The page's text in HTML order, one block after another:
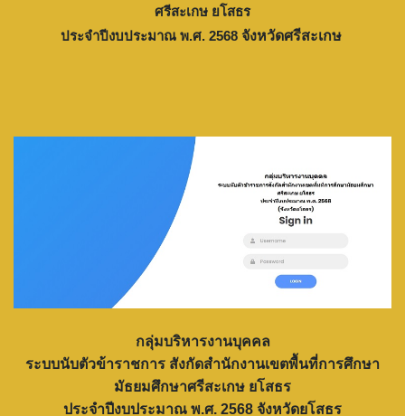
ศรีสะเกษ ยโสธร
ประจำปีงบประมาณ พ.ศ. 2568 จังหวัดศรีสะเกษ
กลุ่มบริหารงานบุคคล
ระบบนับตัวข้าราชการ สังกัดสำนักงานเขตพื้นที่การศึกษา
มัธยมศึกษาศรีสะเกษ ยโสธร
ประจำปีงบประมาณ พ.ศ. 2568 จังหวัดยโสธร